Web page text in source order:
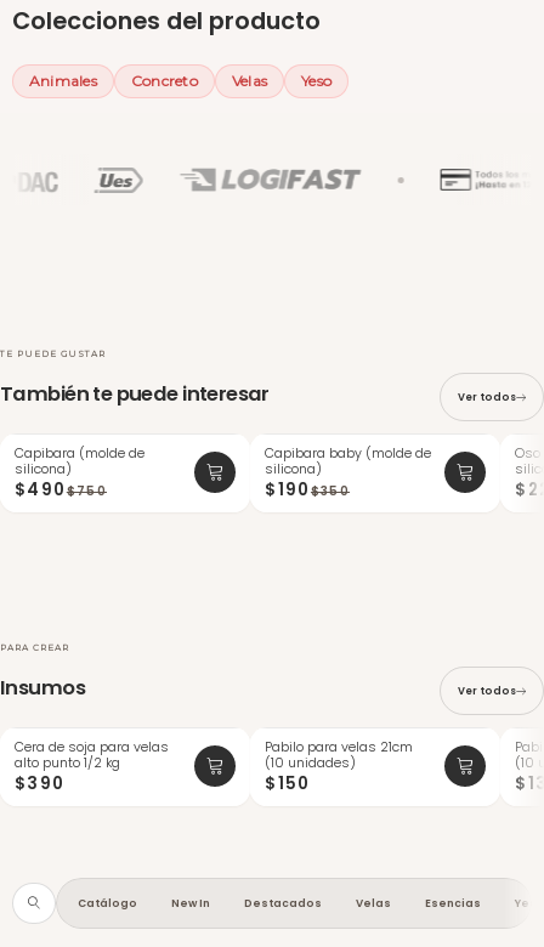
Colecciones del producto
Animales Concreto Velas Yeso
TE PUEDE GUSTAR
También te puede interesar Ver todos
-34%
Capibara (molde de
silicona)
$490$750
-45%
Capibara baby (molde de
silicona)
$190 $350
-24%
PARA CREAR
Insumos Ver todos
Cera de soja para velas
alto punto 1/2 kg
$390
Pabilo para velas 21cm
(10 unidades)
$150
(10
Catálogo New In Destacados Velas Esencias Yeso